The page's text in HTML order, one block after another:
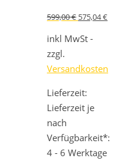
599,00€ Ursprünglicher
war:
575,04€
inkl MwSt -
zzgl.
Versandkosten
Lieferzeit:
Lieferzeit je
nach
Verfügbarkeit*:
4 - 6 Werktage